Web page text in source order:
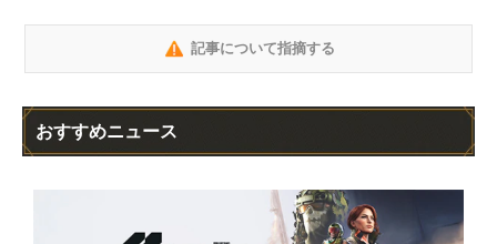
記事について指摘する
おすすめニュース